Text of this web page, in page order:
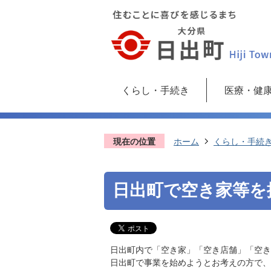
くらし・手続き 医療・健
現在の位置 ホーム くらし・手続
日出町で空き家等
日出町内で「空き家」「空き店舗」「空
日出町で事業を始めようとお考えの方で